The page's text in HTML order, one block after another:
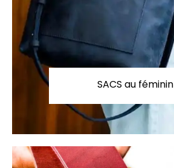
SACS au féminin